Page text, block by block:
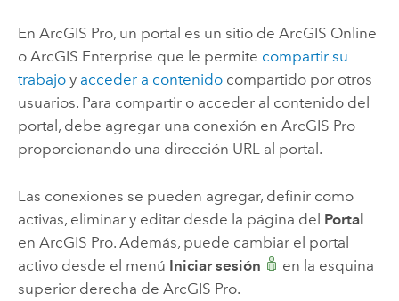
En ArcGIS Pro, un portal es un sitio de ArcGIS Online
o ArcGIS Enterprise que le permite compartir su
trabajoy acceder a contenidocompartido por otros
usuarios. Para compartir o acceder al contenido del
portal, debe agregar una conexión en ArcGIS Pro
proporcionando una dirección URL al portal.
Las conexiones se pueden agregar, definir como
activas, eliminar y editar desde la página del Portal
en ArcGIS Pro. Además, puede cambiar el portal
activo desde el menú Iniciar sesión
en la esquina
superior derecha de ArcGIS Pro.